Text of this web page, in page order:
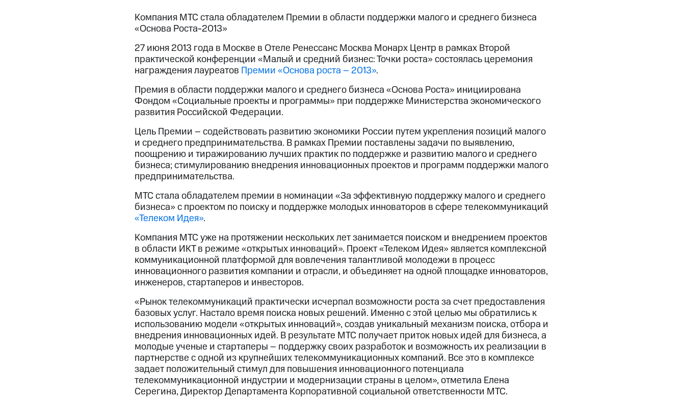
Компания МТС стала обладателем Премии в области поддержки малого и среднего бизнеса
«Основа Роста-2013»
27 июня 2013 года в Москве в Отеле Ренессанс Москва Монарх Центр в рамках Второй
практической конференции «Малый и средний бизнес: Точки роста» состоялась церемония
награждения лауреатов Премии «Основа роста – 2013».
Премия в области поддержки малого и среднего бизнеса «Основа Роста» инициирована
Фондом «Социальные проекты и программы» при поддержке Министерства экономического
развития Российской Федерации.
Цель Премии – содействовать развитию экономики России путем укрепления позиций малого
и среднего предпринимательства. В рамках Премии поставлены задачи по выявлению,
поощрению и тиражированию лучших практик по поддержке и развитию малого и среднего
бизнеса; стимулированию внедрения инновационных проектов и программ поддержки малого
предпринимательства.
МТС стала обладателем премии в номинации «За эффективную поддержку малого и среднего
бизнеса» с проектом по поиску и поддержке молодых инноваторов в сфере телекоммуникаций
«Телеком Идея».
Компания МТС уже на протяжении нескольких лет занимается поиском и внедрением проектов
в области ИКТ в режиме «открытых инноваций». Проект «Телеком Идея» является комплексной
коммуникационной платформой для вовлечения талантливой молодежи в процесс
инновационного развития компании и отрасли, и объединяет на одной площадке инноваторов,
инженеров, стартаперов и инвесторов.
«Рынок телекоммуникаций практически исчерпал возможности роста за счет предоставления
базовых услуг. Настало время поиска новых решений. Именно с этой целью мы обратились к
использованию модели «открытых инноваций», создав уникальный механизм поиска, отбора и
внедрения инновационных идей. В результате МТС получает приток новых идей для бизнеса, а
молодые ученые и стартаперы – поддержку своих разработок и возможность их реализации в
партнерстве с одной из крупнейших телекоммуникационных компаний. Все это в комплексе
задает положительный стимул для повышения инновационного потенциала
телекоммуникационной индустрии и модернизации страны в целом», отметила Елена
Серегина, Директор Департамента Корпоративной социальной ответственности МТС.